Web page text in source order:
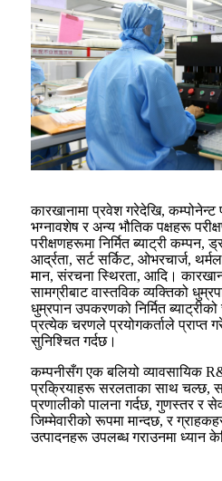
कारखानामा प्रवेश गरेदेखि,
भग्नावशेष र अन्य भौतिक पक्षहरू
परीक्षणहरूमा निर्मित ब्याट्री कम्पन,
आर्द्रता, सर्ट सर्किट, ओभरचार्ज,
मान, संरचना स्थिरता, आदि।
सामग्रीबाट वास्तविक व्यक्तिको
धुम्रपान उपकरणको निर्मित ब्याट्रीको
प्रत्येक चरणले प्रयोगकर्ताले प्राप्त
सुनिश्चित गर्दछ।
कम्पनीसँग एक बलियो व्यावसायिक
प्रक्रियाहरू सरलताका साथ चल्छ,
प्रणालीको पालना गर्दछ, गुणस्तर र
जिम्मेवारीको रूपमा मान्दछ, र
उत्पादनहरू उपलब्ध गराउनमा ध्यान